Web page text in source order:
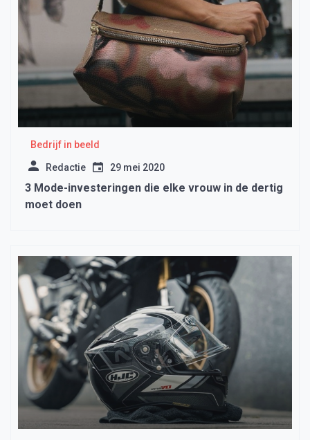
Bedrijf in beeld
Redactie 29 mei 2020
3 Mode-investeringen die elke vrouw in de dertig
moet doen